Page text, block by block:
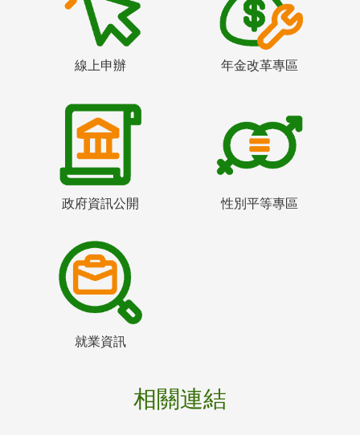
線上申辦 年金改革專區
政府資訊公開 性別平等專區
就業資訊
相關連結